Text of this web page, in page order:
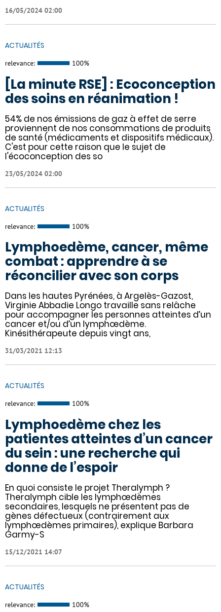
16/05/2024 02:00
ACTUALITÉS
relevance: 100%
[La minute RSE] : Ecoconception
des soins en réanimation !
54% de nos émissions de gaz à effet de serre
proviennent de nos consommations de produits
de santé (médicaments et dispositifs médicaux).
C'est pour cette raison que le sujet de
l'écoconception des so
23/05/2024 02:00
ACTUALITÉS
relevance: 100%
Lymphoedème, cancer, même
combat : apprendre à se
réconcilier avec son corps
Dans les hautes Pyrénées, à Argelès-Gazost,
Virginie Abbadie Longo travaille sans relâche
pour accompagner les personnes atteintes d’un
cancer et/ou d’un lymphœdème.
Kinésithérapeute depuis vingt ans,
31/03/2021 12:13
ACTUALITÉS
relevance: 100%
Lymphoedème chez les
patientes atteintes d’un cancer
du sein : une recherche qui
donne de l’espoir
En quoi consiste le projet Theralymph ?
Theralymph cible les lymphœdèmes
secondaires, lesquels ne présentent pas de
gènes défectueux (contrairement aux
lymphœdèmes primaires), explique Barbara
Garmy-S
15/12/2021 14:07
ACTUALITÉS
relevance: 100%